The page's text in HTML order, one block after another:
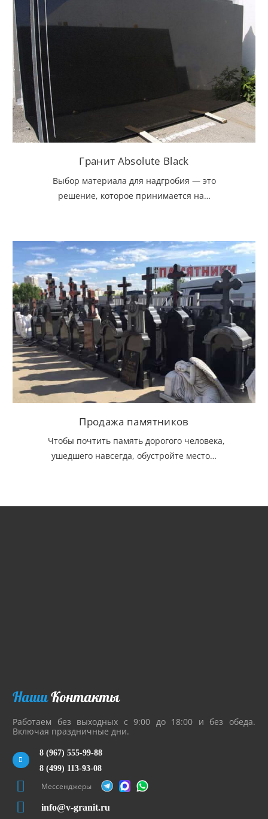
Гранит Absolute Black
Выбор материала для надгробия — это
решение, которое принимается на…
Продажа памятников
Чтобы почтить память дорогого человека,
ушедшего навсегда, обустройте место…
НашиКонтакты
Работаем без выходных с 9:00 до 18:00 и без обеда.
Включая праздничные дни.
8 (967) 555-99-88
8 (499) 113-93-08
Мессенджеры
info@v-granit.ru